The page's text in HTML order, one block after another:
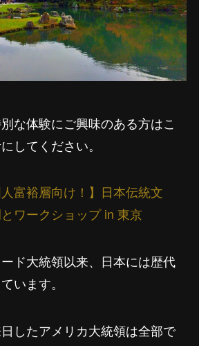
な体験にご興味のある方はこ
してください。
富裕層向け！】日本伝統文
ワークショップ in 東京
ド大統領以来、日本には歴代
います。
したアメリカ大統領は全部で